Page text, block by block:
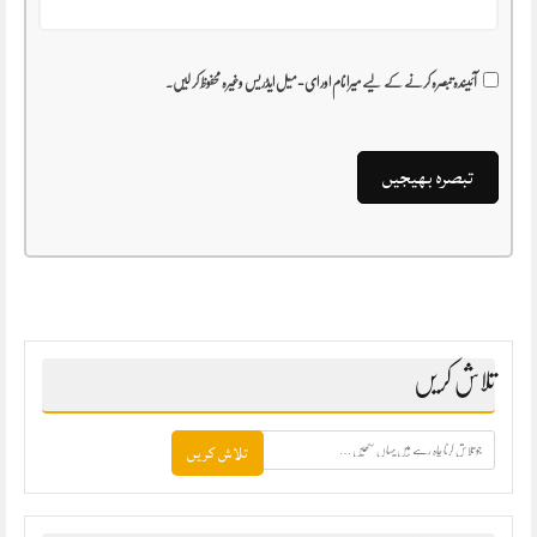
آئیندہ تبصرہ کرنے کے لیے میرا نام اور ای-میل ایڈریس وغیرہ محفوظ کر لیں۔
تلاش کریں